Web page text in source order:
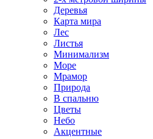
Деревья
Карта мира
Лес
Листья
Минимализм
Море
Мрамор
Природа
В спальню
Цветы
Небо
Акцентные